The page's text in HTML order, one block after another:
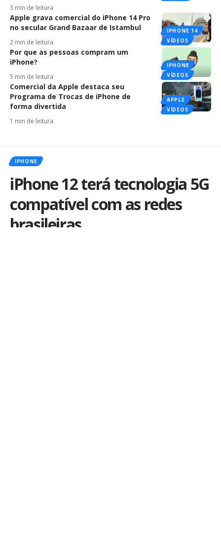
3 min de leitura
IPHONE 14
VÍDEOS
Apple grava comercial do iPhone 14 Pro
no secular Grand Bazaar de Istambul
2 min de leitura
IPHONE
VÍDEOS
Por que as pessoas compram um
iPhone?
5 min de leitura
APPLE
VÍDEOS
Comercial da Apple destaca seu
Programa de Trocas de iPhone de
forma divertida
1 min de leitura
IPHONE
iPhone 12 terá tecnologia 5G
compatível com as redes
brasileiras